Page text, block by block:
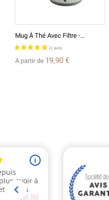
Mug À Thé Avec Filtre -...
A partir de 19,90 €